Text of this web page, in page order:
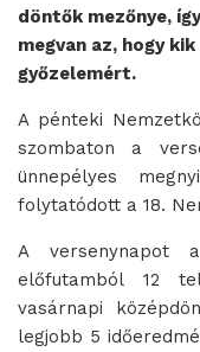
döntők mezőnye,
megvan az, hogy
győzelemért.
A pénteki
szombaton a
ünnepélyes
folytatódott a 18.
A versenynapot
előfutamból 12
vasárnapi
legjobb 5